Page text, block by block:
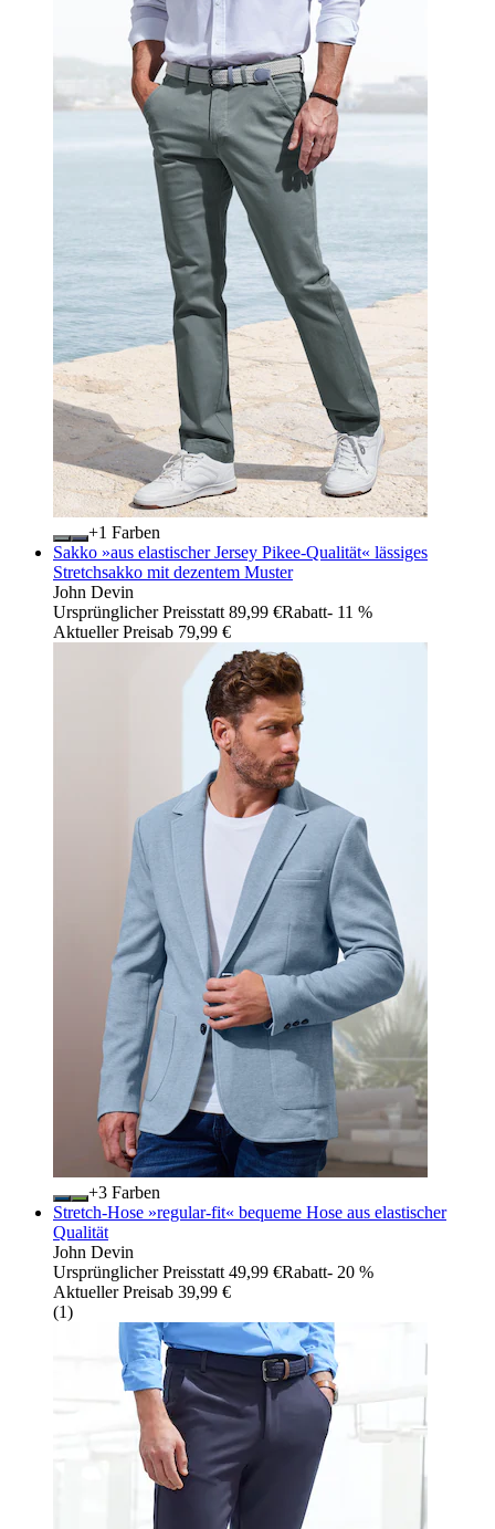
+
Farben
Sakko »aus elastischer Jersey Pikee-Qualität« lässiges
Stretchsakko mit dezentem Muster
John Devin
Ursprünglicher Preisstatt 89,99 €Rabatt- 11 %
Aktueller Preisab 79,99 €
+
Farben
Stretch-Hose »regular-fit« bequeme Hose aus elastischer
Qualität
John Devin
Ursprünglicher Preisstatt 49,99 €Rabatt- 20 %
Aktueller Preisab 39,99 €
(1)